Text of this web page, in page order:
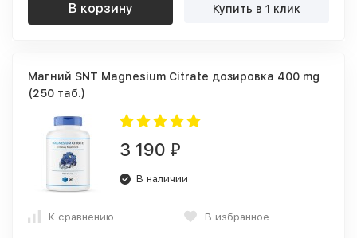
В корзину Купить в 1 клик
Магний SNT Magnesium Citrate дозировка 400 mg
(250 таб.)
3 190 ₽
В наличии
К сравнению В избранное